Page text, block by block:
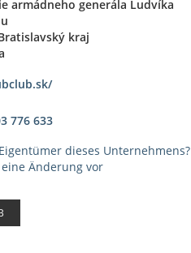
armádneho generála Ludvíka
kraj
776 633
dieses Unternehmens?
Änderung vor